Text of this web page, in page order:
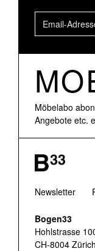
Möbelabo
Angebote etc.
Newsletter
Bogen33
Hohlstrasse
CH-8004 Zürich